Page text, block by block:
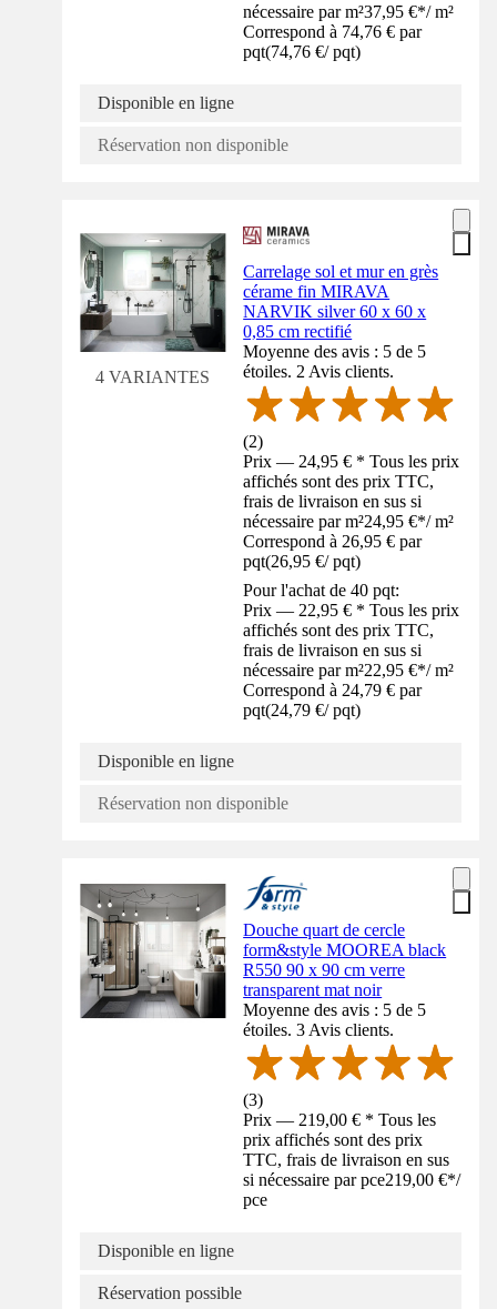
nécessaire par m²37,95 €*/ m²
Correspond à 74,76 € par
pqt(74,76 €/ pqt)
Disponible en ligne
Réservation non disponible
4 VARIANTES
Carrelage sol et mur en grès
cérame fin MIRAVA
NARVIK silver 60 x 60 x
0,85 cm rectifié
Moyenne des avis : 5 de 5
étoiles. 2 Avis clients.
(2)
Prix — 24,95 € * Tous les prix
affichés sont des prix TTC,
frais de livraison en sus si
nécessaire par m²24,95 €*/ m²
Correspond à 26,95 € par
pqt(26,95 €/ pqt)
Pour l'achat de 40 pqt:
Prix — 22,95 € * Tous les prix
affichés sont des prix TTC,
frais de livraison en sus si
nécessaire par m²22,95 €*/ m²
Correspond à 24,79 € par
pqt(24,79 €/ pqt)
Disponible en ligne
Réservation non disponible
Douche quart de cercle
form&style MOOREA black
R550 90 x 90 cm verre
transparent mat noir
Moyenne des avis : 5 de 5
étoiles. 3 Avis clients.
(3)
Prix — 219,00 € * Tous les
prix affichés sont des prix
TTC, frais de livraison en sus
si nécessaire par pce219,00 €*/
pce
Disponible en ligne
Réservation possible